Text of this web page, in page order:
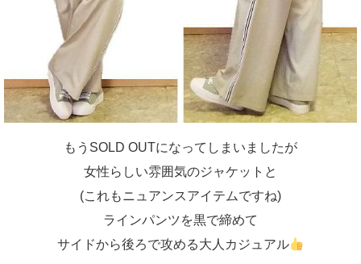
もうSOLD OUTになってしまいましたが
女性らしい雰囲気のジャケットと
(これもニュアンスアイテムですね)
ラインパンツを黒で締めて
サイドから後ろで攻める大人カジュアル